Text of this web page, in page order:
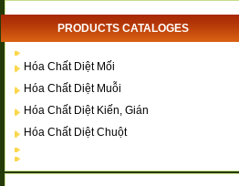
PRODUCTS CATALOGES
Hóa Chất Diệt Mối
Hóa Chất Diệt Muỗi
Hóa Chất Diệt Kiến, Gián
Hóa Chất Diệt Chuột